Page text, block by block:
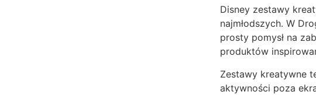
Disney zestawy
najmłodszych. W
prosty pomysł na
produktów
Zestawy kreatywne
aktywności poza